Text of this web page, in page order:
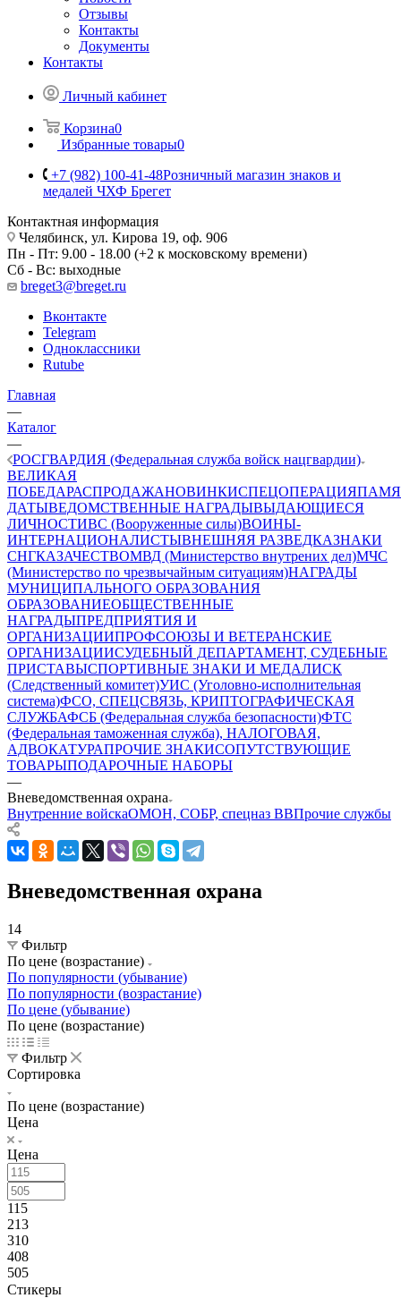
Отзывы
Контакты
Документы
Контакты
Личный кабинет
Корзина0
Избранные товары0
+7 (982) 100-41-48Розничный магазин знаков и
медалей ЧХФ Брегет
Контактная информация
Челябинск, ул. Кирова 19, оф. 906
Пн - Пт: 9.00 - 18.00 (+2 к московскому времени)
Сб - Вс: выходные
breget3@breget.ru
Вконтакте
Telegram
Одноклассники
Rutube
Главная
—
Каталог
—
РОСГВАРДИЯ (Федеральная служба войск нацгвардии)
ВЕЛИКАЯ
ПОБЕДАРАСПРОДАЖАНОВИНКИСПЕЦОПЕРАЦИЯ
ДАТЫВЕДОМСТВЕННЫЕ НАГРАДЫВЫДАЮЩИЕСЯ
ЛИЧНОСТИВС (Вооруженные силы)ВОИНЫ-
ИНТЕРНАЦИОНАЛИСТЫВНЕШНЯЯ РАЗВЕДКАЗНАКИ
СНГКАЗАЧЕСТВОМВД (Министерство внутрених дел)МЧС
(Министерство по чрезвычайным ситуациям)НАГРАДЫ
МУНИЦИПАЛЬНОГО ОБРАЗОВАНИЯ
ОБРАЗОВАНИЕОБЩЕСТВЕННЫЕ
НАГРАДЫПРЕДПРИЯТИЯ И
ОРГАНИЗАЦИИПРОФСОЮЗЫ И ВЕТЕРАНСКИЕ
ОРГАНИЗАЦИИСУДЕБНЫЙ ДЕПАРТАМЕНТ, СУДЕБНЫЕ
ПРИСТАВЫСПОРТИВНЫЕ ЗНАКИ И МЕДАЛИСК
(Следственный комитет)УИС (Уголовно-исполнительная
система)ФСО, СПЕЦСВЯЗЬ, КРИПТОГРАФИЧЕСКАЯ
СЛУЖБАФСБ (Федеральная служба безопасности)ФТС
(Федеральная таможенная служба), НАЛОГОВАЯ,
АДВОКАТУРАПРОЧИЕ ЗНАКИСОПУТСТВУЮЩИЕ
ТОВАРЫПОДАРОЧНЫЕ НАБОРЫ
—
Вневедомственная охрана
Внутренние войскаОМОН, СОБР, спецназ ВВПрочие службы
Вневедомственная охрана
14
Фильтр
По цене (возрастание)
По популярности (убывание)
По популярности (возрастание)
По цене (убывание)
По цене (возрастание)
Фильтр
Сортировка
По цене (возрастание)
Цена
Цена
115
213
310
408
505
Стикеры